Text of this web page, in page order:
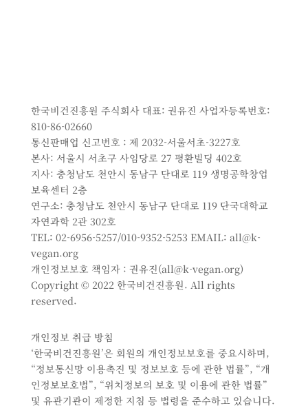
한국비건진흥원 주식회사 대표: 권유진 사업자등록번호:
810-86-02660
통신판매업 신고번호 : 제 2032-서울서초-3227호
본사: 서울시 서초구 사임당로 27 평환빌딩 402호
지사: 충청남도 천안시 동남구 단대로 119 생명공학창업
보육센터 2층
연구소: 충청남도 천안시 동남구 단대로 119 단국대학교
자연과학 2관 302호
TEL: 02-6956-5257/010-9352-5253 EMAIL: all@k-
vegan.org
개인정보보호 책임자 : 권유진(all@k-vegan.org)
Copyright © 2022 한국비건진흥원. All rights
reserved.
개인정보 취급 방침
‘한국비건진흥원’은 회원의 개인정보보호를 중요시하며,
“정보통신망 이용촉진 및 정보보호 등에 관한 법률”, “개
인정보보호법”, “위치정보의 보호 및 이용에 관한 법률”
및 유관기관이 제정한 지침 등 법령을 준수하고 있습니다.